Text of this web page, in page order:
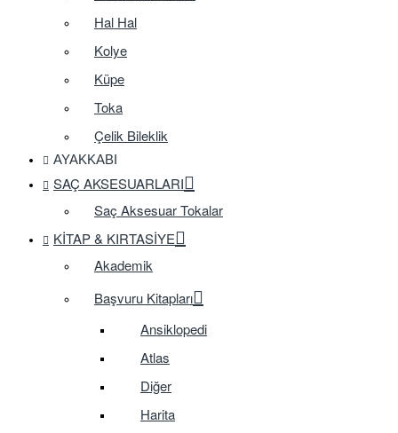
Hal Hal
Kolye
Küpe
Toka
Çelik Bileklik
AYAKKABI
SAÇ AKSESUARLARI
Saç Aksesuar Tokalar
KITAP & KIRTASIYE
Akademik
Başvuru Kitapları
Ansiklopedi
Atlas
Diğer
Harita